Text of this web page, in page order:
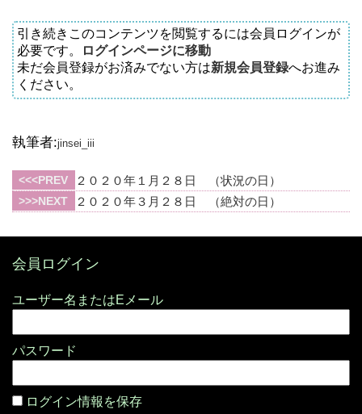
引き続きこのコンテンツを閲覧するには会員ログインが
必要です。
ログインページに移動
未だ会員登録がお済みでない方は新規会員登録へお進み
ください。
執筆者:jinsei_iii
PREV ２０２０年１月２８日 （状況の日）
NEXT ２０２０年３月２８日 （絶対の日）
会員ログイン
パスワード
ログイン情報を保存